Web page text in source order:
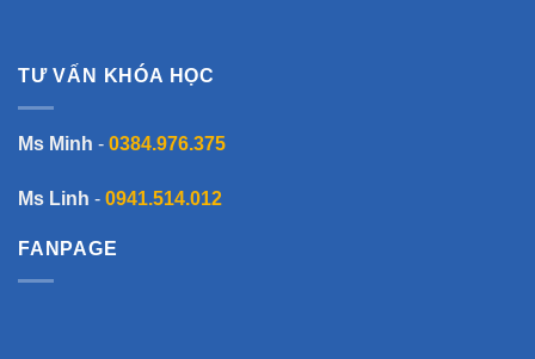
TƯ VẤN KHÓA HỌC
Ms Minh - 0384.976.375
Ms Linh - 0941.514.012
FANPAGE